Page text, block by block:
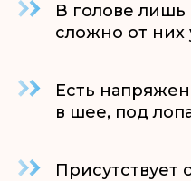
В голове
сложно от них
Есть
в шее, под
Присутствует